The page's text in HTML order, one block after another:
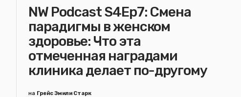
NW Podcast S4Ep7: Смена
парадигмы в женском
здоровье: Что эта
отмеченная наградами
клиника делает по-другому
на Грейс Эмили Старк